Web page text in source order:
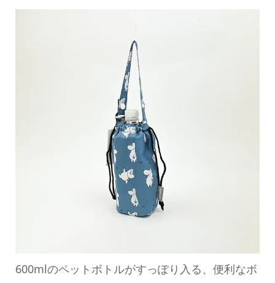
600mlのペットボトルがすっぽり入る、便利なボ